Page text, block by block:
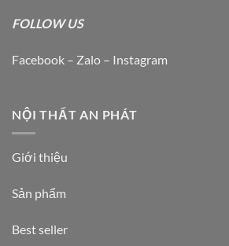
FOLLOW US
Facebook – Zalo – Instagram
NỘI THẤT AN PHÁT
Giới thiệu
Sản phẩm
Best seller